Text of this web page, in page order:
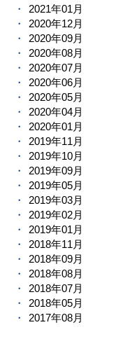
2021年01月
2020年12月
2020年09月
2020年08月
2020年07月
2020年06月
2020年05月
2020年04月
2020年01月
2019年11月
2019年10月
2019年09月
2019年05月
2019年03月
2019年02月
2019年01月
2018年11月
2018年09月
2018年08月
2018年07月
2018年05月
2017年08月